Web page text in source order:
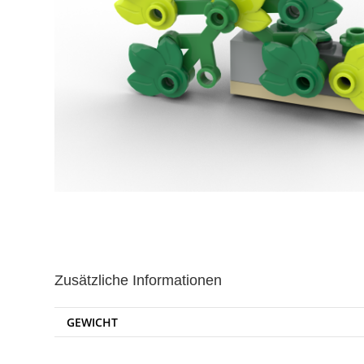
Zusätzliche Informationen
GEWICHT